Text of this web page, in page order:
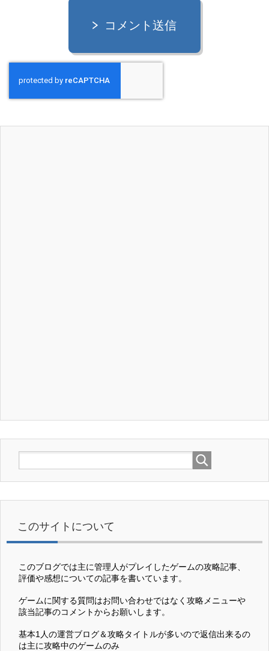
コメント送信
このサイトについて
このブログでは主に管理人がプレイしたゲームの攻略記事、
評価や感想についての記事を書いています。
ゲームに関する質問はお問い合わせではなく攻略メニューや
該当記事のコメントからお願いします。
基本1人の運営ブログ＆攻略タイトルが多いので返信出来るの
は主に攻略中のゲームのみ